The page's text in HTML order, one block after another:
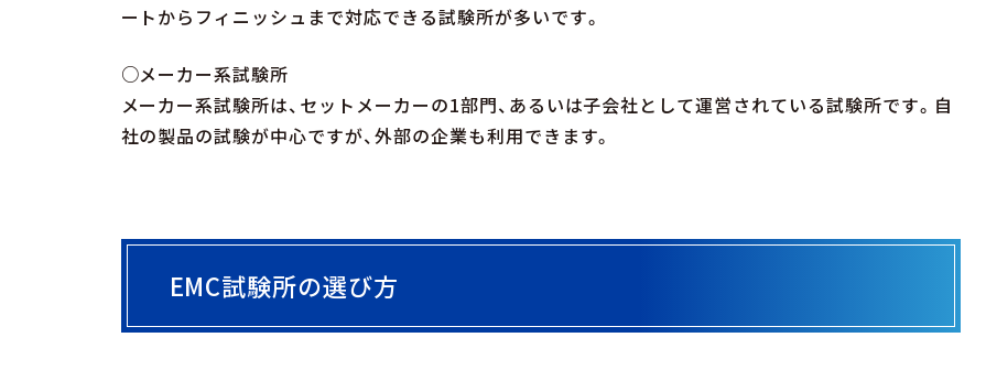
ートからフィニッシュまで対応できる試験所が多いです。
○メーカー系試験所
メーカー系試験所は、セットメーカーの1部門、あるいは子会社として運営されている試験所です。自
社の製品の試験が中心ですが、外部の企業も利用できます。
EMC試験所の選び方